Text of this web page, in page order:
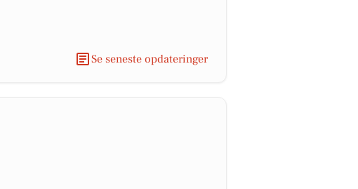
Se seneste opdateringer